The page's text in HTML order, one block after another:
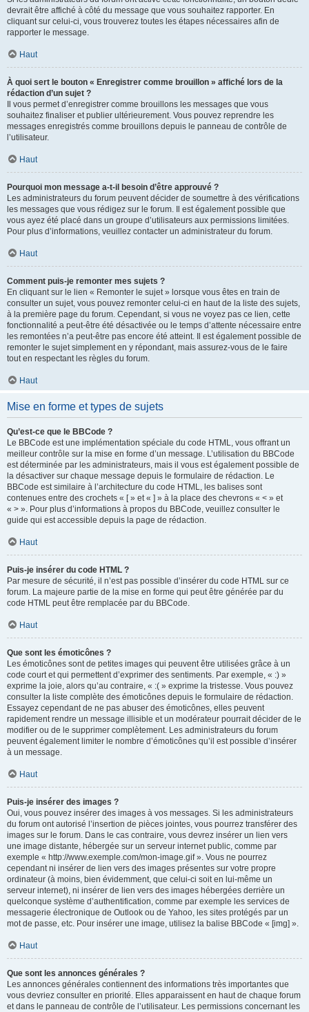
devrait être affiché à côté du message que vous souhaitez rapporter. En
cliquant sur celui-ci, vous trouverez toutes les étapes nécessaires afin de
rapporter le message.
Haut
À quoi sert le bouton « Enregistrer comme brouillon » affiché lors de la
rédaction d’un sujet ?
Il vous permet d’enregistrer comme brouillons les messages que vous
souhaitez finaliser et publier ultérieurement. Vous pouvez reprendre les
messages enregistrés comme brouillons depuis le panneau de contrôle de
l’utilisateur.
Haut
Pourquoi mon message a-t-il besoin d’être approuvé ?
Les administrateurs du forum peuvent décider de soumettre à des vérifications
les messages que vous rédigez sur le forum. Il est également possible que
vous ayez été placé dans un groupe d’utilisateurs aux permissions limitées.
Pour plus d’informations, veuillez contacter un administrateur du forum.
Haut
Comment puis-je remonter mes sujets ?
En cliquant sur le lien « Remonter le sujet » lorsque vous êtes en train de
consulter un sujet, vous pouvez remonter celui-ci en haut de la liste des sujets,
à la première page du forum. Cependant, si vous ne voyez pas ce lien, cette
fonctionnalité a peut-être été désactivée ou le temps d’attente nécessaire entre
les remontées n’a peut-être pas encore été atteint. Il est également possible de
remonter le sujet simplement en y répondant, mais assurez-vous de le faire
tout en respectant les règles du forum.
Haut
Mise en forme et types de sujets
Qu’est-ce que le BBCode ?
Le BBCode est une implémentation spéciale du code HTML, vous offrant un
meilleur contrôle sur la mise en forme d’un message. L’utilisation du BBCode
est déterminée par les administrateurs, mais il vous est également possible de
la désactiver sur chaque message depuis le formulaire de rédaction. Le
BBCode est similaire à l’architecture du code HTML, les balises sont
contenues entre des crochets « [ » et « ] » à la place des chevrons « < » et
« > ». Pour plus d’informations à propos du BBCode, veuillez consulter le
guide qui est accessible depuis la page de rédaction.
Haut
Puis-je insérer du code HTML ?
Par mesure de sécurité, il n’est pas possible d’insérer du code HTML sur ce
forum. La majeure partie de la mise en forme qui peut être générée par du
code HTML peut être remplacée par du BBCode.
Haut
Que sont les émoticônes ?
Les émoticônes sont de petites images qui peuvent être utilisées grâce à un
code court et qui permettent d’exprimer des sentiments. Par exemple, « :) »
exprime la joie, alors qu’au contraire, « :( » exprime la tristesse. Vous pouvez
consulter la liste complète des émoticônes depuis le formulaire de rédaction.
Essayez cependant de ne pas abuser des émoticônes, elles peuvent
rapidement rendre un message illisible et un modérateur pourrait décider de le
modifier ou de le supprimer complètement. Les administrateurs du forum
peuvent également limiter le nombre d’émoticônes qu’il est possible d’insérer
à un message.
Haut
Puis-je insérer des images ?
Oui, vous pouvez insérer des images à vos messages. Si les administrateurs
du forum ont autorisé l’insertion de pièces jointes, vous pourrez transférer des
images sur le forum. Dans le cas contraire, vous devrez insérer un lien vers
une image distante, hébergée sur un serveur internet public, comme par
exemple « http://www.exemple.com/mon-image.gif ». Vous ne pourrez
cependant ni insérer de lien vers des images présentes sur votre propre
ordinateur (à moins, bien évidemment, que celui-ci soit en lui-même un
serveur internet), ni insérer de lien vers des images hébergées derrière un
quelconque système d’authentification, comme par exemple les services de
messagerie électronique de Outlook ou de Yahoo, les sites protégés par un
mot de passe, etc. Pour insérer une image, utilisez la balise BBCode « [img] ».
Haut
Que sont les annonces générales ?
Les annonces générales contiennent des informations très importantes que
vous devriez consulter en priorité. Elles apparaissent en haut de chaque forum
et dans le panneau de contrôle de l’utilisateur. Les permissions concernant les